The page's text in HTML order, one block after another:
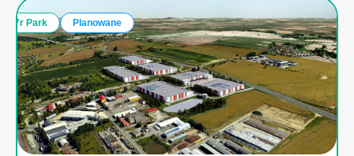
7r Park Planowane